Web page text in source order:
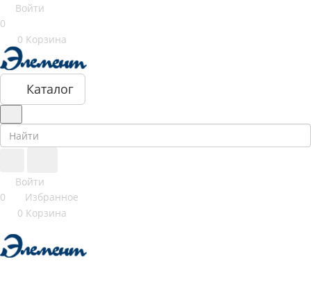
Войти
0
0 Корзина
Каталог
Войти
0
Избранное
0 Корзина